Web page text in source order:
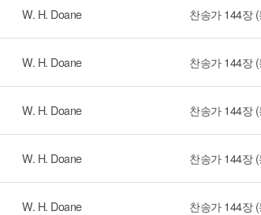
W. H. Doane 찬송가 144장
W. H. Doane 찬송가 144장
W. H. Doane 찬송가 144장
W. H. Doane 찬송가 144장
W. H. Doane 찬송가 144장